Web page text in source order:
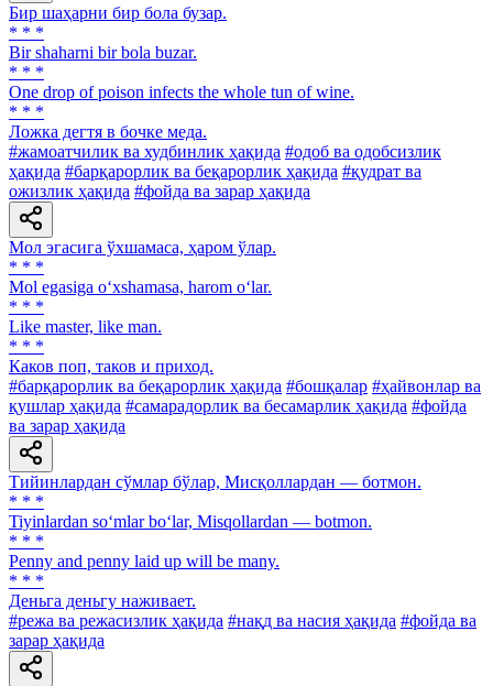
Бир шаҳарни бир бола бузар.
* * *
Bir shaharni bir bola buzar.
* * *
One drop of poison infects the whole tun of wine.
* * *
Ложка дегтя в бочке меда.
#жамоатчилик ва худбинлик ҳақида #одоб ва одобсизлик
ҳақида #барқарорлик ва беқарорлик ҳақида #қудрат ва
ожизлик ҳақида #фойда ва зарар ҳақида
Мол эгасига ўхшамаса, ҳаром ўлар.
* * *
Mol egasiga o‘xshamasa, harom o‘lar.
* * *
Like master, like man.
* * *
Каков поп, таков и приход.
#барқарорлик ва беқарорлик ҳақида #бошқалар #ҳайвонлар ва
қушлар ҳақида #самарадорлик ва бесамарлик ҳақида #фойда
ва зарар ҳақида
Тийинлардан сўмлар бўлар, Мисқоллардан — ботмон.
* * *
Tiyinlardan so‘mlar bo‘lar, Misqollardan — botmon.
* * *
Penny and penny laid up will be many.
* * *
Деньга деньгу наживает.
#режа ва режасизлик ҳақида #нақд ва насия ҳақида #фойда ва
зарар ҳақида